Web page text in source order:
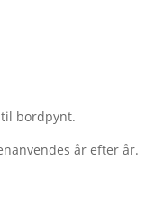
bordpynt.
år efter år.